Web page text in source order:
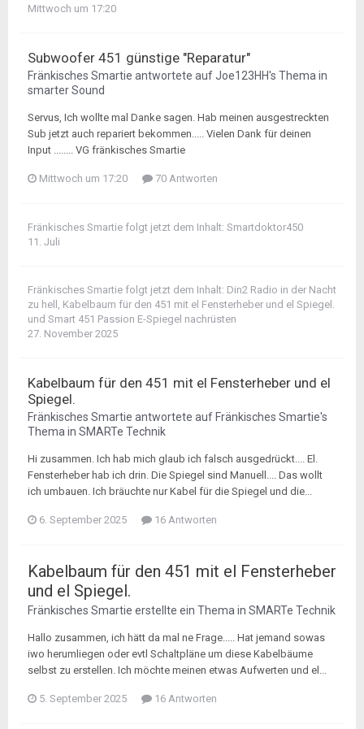
Mittwoch um 17:20
Subwoofer 451 günstige "Reparatur"
Fränkisches Smartie antwortete aufJoe123HH's Thema in
smarter Sound
Servus, Ich wollte mal Danke sagen. Hab meinen ausgestreckten
Sub jetzt auch repariert bekommen..... Vielen Dank für deinen
Input ........ VG fränkisches Smartie
Mittwoch um 17:20 70 Antworten
Fränkisches Smartie folgt jetzt dem Inhalt: Smartdoktor450
11. Juli
Fränkisches Smartie folgt jetzt dem Inhalt: Din2 Radio in der Nacht
zu hell , Kabelbaum für den 451 mit el Fensterheber und el Spiegel.
und Smart 451 Passion E-Spiegel nachrüsten
27. November 2025
Kabelbaum für den 451 mit el Fensterheber und el
Spiegel.
Fränkisches Smartie antwortete auf Fränkisches Smartie's
Thema in SMARTe Technik
Hi zusammen. Ich hab mich glaub ich falsch ausgedrückt.... El.
Fensterheber hab ich drin. Die Spiegel sind Manuell.... Das wollt
ich umbauen. Ich bräuchte nur Kabel für die Spiegel und die...
6. September 2025 16 Antworten
Kabelbaum für den 451 mit el Fensterheber
und el Spiegel.
Fränkisches Smartie erstellte ein Thema in SMARTe Technik
Hallo zusammen, ich hätt da mal ne Frage..... Hat jemand sowas
iwo herumliegen oder evtl Schaltpläne um diese Kabelbäume
selbst zu erstellen. Ich möchte meinen etwas Aufwerten und el...
5. September 2025 16 Antworten